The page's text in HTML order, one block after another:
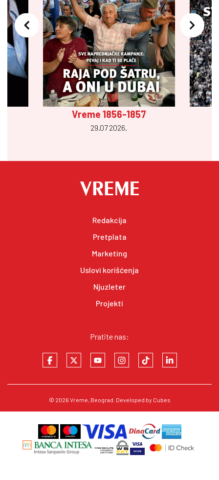
Vreme 1856-1857
29.07 2026.
Redakcija
Pretplata
Marketing
Uslovi korišćenja
Njuzleter
Projekti
Pratite nas:
© 2026 Vreme, Beograd. Developed by Cubes